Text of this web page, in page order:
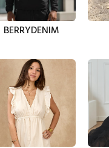
BERRYDENIM